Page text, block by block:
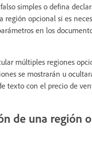
simples o defina
región opcional si es
en los
múltiples regiones
se mostrarán u
texto con el precio de
de una región